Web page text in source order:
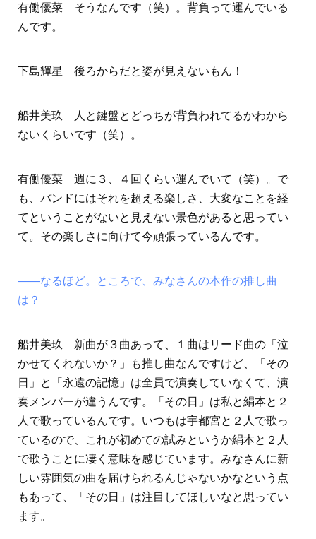
有働優菜 そうなんです（笑）。背負って運んでいる
んです。
下島輝星 後ろからだと姿が見えないもん！
船井美玖 人と鍵盤とどっちが背負われてるかわから
ないくらいです（笑）。
有働優菜 週に３、４回くらい運んでいて（笑）。で
も、バンドにはそれを超える楽しさ、大変なことを経
てということがないと見えない景色があると思ってい
て。その楽しさに向けて今頑張っているんです。
――なるほど。ところで、みなさんの本作の推し曲
は？
船井美玖 新曲が３曲あって、１曲はリード曲の「泣
かせてくれないか？」も推し曲なんですけど、「その
日」と「永遠の記憶」は全員で演奏していなくて、演
奏メンバーが違うんです。「その日」は私と絹本と２
人で歌っているんです。いつもは宇都宮と２人で歌っ
ているので、これが初めての試みというか絹本と２人
で歌うことに凄く意味を感じています。みなさんに新
しい雰囲気の曲を届けられるんじゃないかなという点
もあって、「その日」は注目してほしいなと思ってい
ます。